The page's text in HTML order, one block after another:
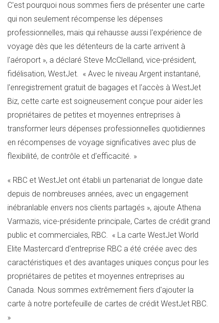
C'est pourquoi nous sommes fiers de présenter une carte
qui non seulement récompense les dépenses
professionnelles, mais qui rehausse aussi l'expérience de
voyage dès que les détenteurs de la carte arrivent à
l'aéroport », a déclaré Steve McClelland, vice-président,
fidélisation, WestJet. « Avec le niveau Argent instantané,
l'enregistrement gratuit de bagages et l'accès à WestJet
Biz, cette carte est soigneusement conçue pour aider les
propriétaires de petites et moyennes entreprises à
transformer leurs dépenses professionnelles quotidiennes
en récompenses de voyage significatives avec plus de
flexibilité, de contrôle et d'efficacité. »
« RBC et WestJet ont établi un partenariat de longue date
depuis de nombreuses années, avec un engagement
inébranlable envers nos clients partagés », ajoute Athena
Varmazis, vice-présidente principale, Cartes de crédit grand
public et commerciales, RBC. « La carte WestJet World
Elite Mastercard d'entreprise RBC a été créée avec des
caractéristiques et des avantages uniques conçus pour les
propriétaires de petites et moyennes entreprises au
Canada. Nous sommes extrêmement fiers d'ajouter la
carte à notre portefeuille de cartes de crédit WestJet RBC.
»